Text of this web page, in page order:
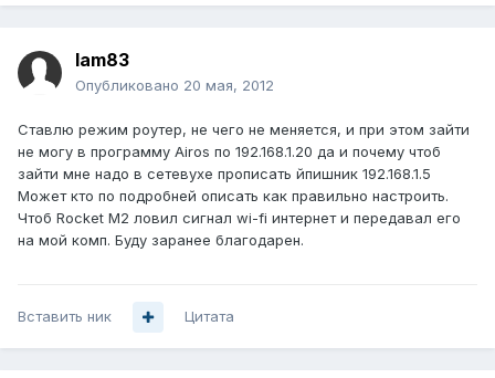
lam83
Опубликовано 20 мая, 2012
Ставлю режим роутер, не чего не меняется, и при этом зайти
не могу в программу Airos по 192.168.1.20 да и почему чтоб
зайти мне надо в сетевухе прописать йпишник 192.168.1.5
Может кто по подробней описать как правильно настроить.
Чтоб Rocket M2 ловил сигнал wi-fi интернет и передавал его
на мой комп. Буду заранее благодарен.
Вставить ник Цитата